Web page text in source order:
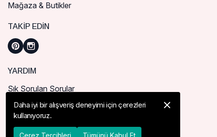
Mağaza & Butikler
TAKIP EDIN
YARDIM
Sık Sorulan Sorular
Nasıl Sipariş Verebilirim?
Kargo ve Teslimat
İade, İptal ve Değişim
Daha iyi bir alışveriş deneyimi için çerezleri
kullanıyoruz.
Çerez Tercihleri Tümünü Kabul Et